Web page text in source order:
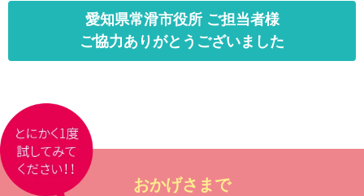
愛知県常滑市役所 ご担当者様
ご協力ありがとうございました
おかげさまで